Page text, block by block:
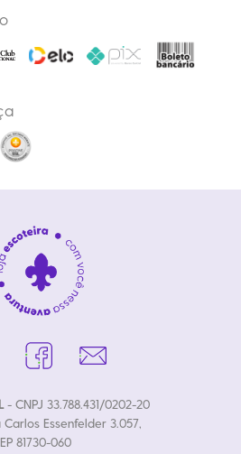
- CNPJ 33.788.431/0202-20
Essenfelder 3.057,
81730-060